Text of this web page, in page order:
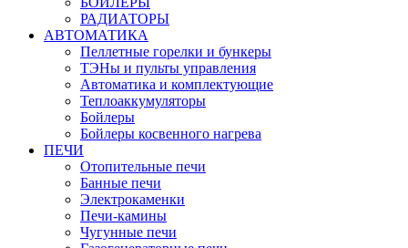
РАДИАТОРЫ
АВТОМАТИКА
Пеллетные горелки и бункеры
ТЭНы и пульты управления
Автоматика и комплектующие
Теплоаккумуляторы
Бойлеры
Бойлеры косвенного нагрева
ПЕЧИ
Отопительные печи
Банные печи
Электрокаменки
Печи-камины
Чугунные печи